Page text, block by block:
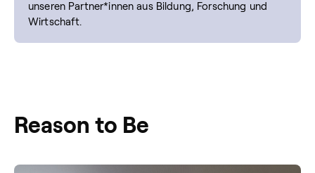
unseren Partner*innen aus Bildung, Forschung und
Wirtschaft.
Reason to Be